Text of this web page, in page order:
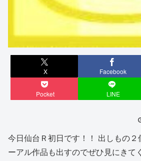
X Facebook
Pocket LINE
今日仙台Ｒ初日です！！ 出しもの２
ーアル作品も出すのでぜひ見にきて